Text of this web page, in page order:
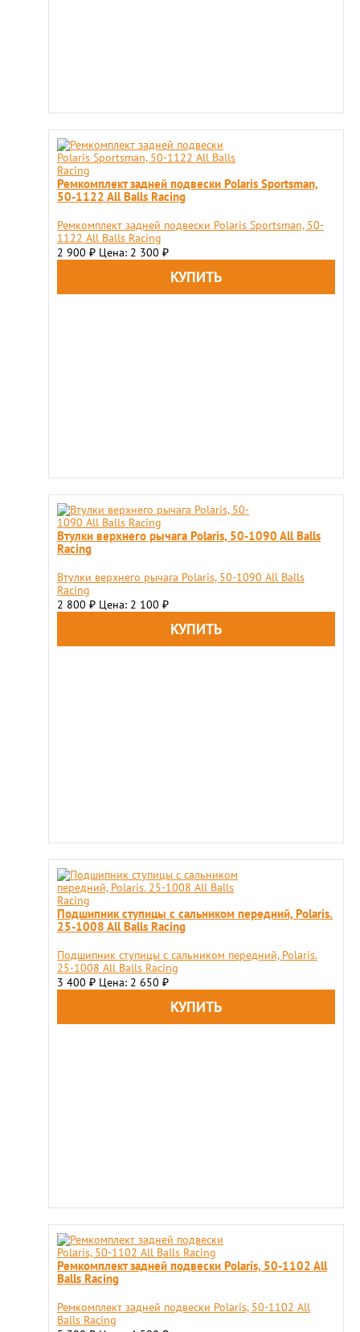
Ремкомплект задней подвески Polaris Sportsman,
50-1122 All Balls Racing
Ремкомплект задней подвески Polaris Sportsman, 50-
1122 All Balls Racing
2 900 ₽ Цена: 2 300 ₽
Втулки верхнего рычага Polaris, 50-1090 All Balls
Racing
Втулки верхнего рычага Polaris, 50-1090 All Balls
Racing
2 800 ₽ Цена: 2 100 ₽
Подшипник ступицы с сальником передний, Polaris.
25-1008 All Balls Racing
Подшипник ступицы с сальником передний, Polaris.
25-1008 All Balls Racing
3 400 ₽ Цена: 2 650 ₽
Ремкомплект задней подвески Polaris, 50-1102 All
Balls Racing
Ремкомплект задней подвески Polaris, 50-1102 All
Balls Racing